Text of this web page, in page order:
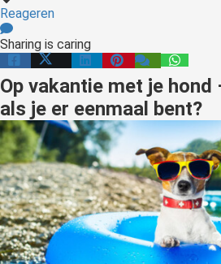
Reageren
Sharing is caring
Op vakantie met je hond
als je er eenmaal bent?